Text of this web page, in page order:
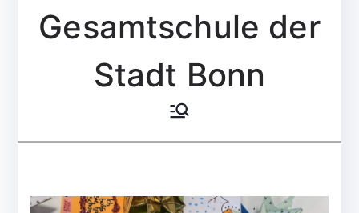
Gesamtschule der
Stadt Bonn